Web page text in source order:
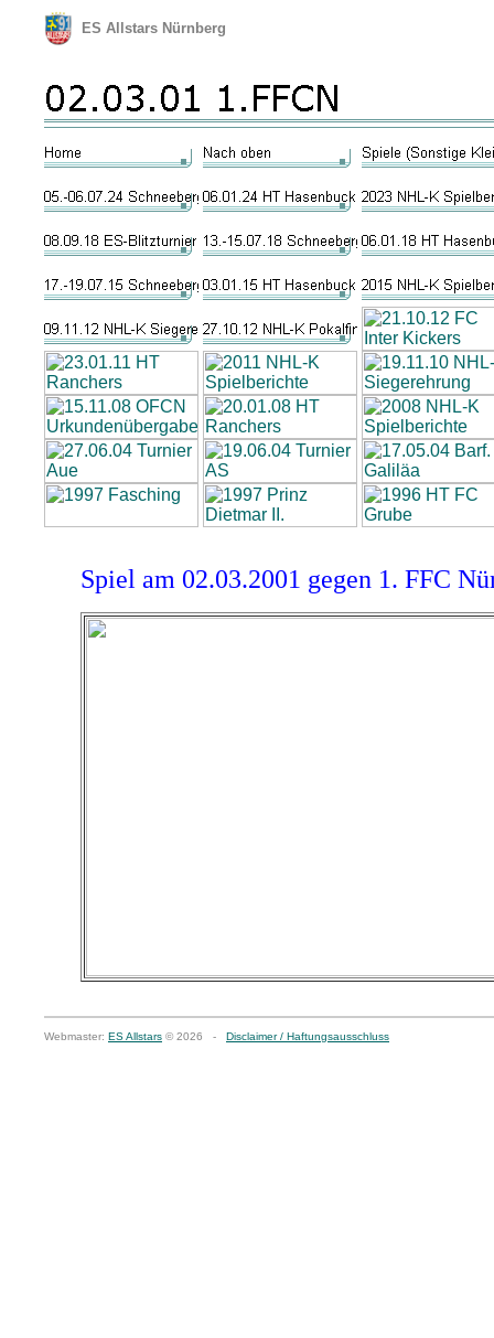
ES Allstars Nürnberg
Spiel am 02.03.2001 gegen 1. FFC
Webmaster: ES Allstars © 2026 - Disclaimer / Haftungsausschluss